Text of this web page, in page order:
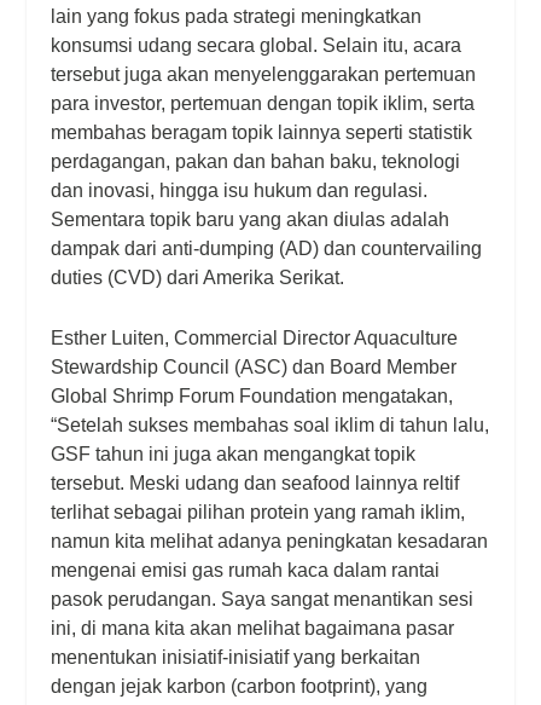
lain yang fokus pada strategi meningkatkan
konsumsi udang secara global. Selain itu, acara
tersebut juga akan menyelenggarakan pertemuan
para investor, pertemuan dengan topik iklim, serta
membahas beragam topik lainnya seperti statistik
perdagangan, pakan dan bahan baku, teknologi
dan inovasi, hingga isu hukum dan regulasi.
Sementara topik baru yang akan diulas adalah
dampak dari anti-dumping (AD) dan countervailing
duties (CVD) dari Amerika Serikat.
Esther Luiten, Commercial Director Aquaculture
Stewardship Council (ASC) dan Board Member
Global Shrimp Forum Foundation mengatakan,
“Setelah sukses membahas soal iklim di tahun lalu,
GSF tahun ini juga akan mengangkat topik
tersebut. Meski udang dan seafood lainnya reltif
terlihat sebagai pilihan protein yang ramah iklim,
namun kita melihat adanya peningkatan kesadaran
mengenai emisi gas rumah kaca dalam rantai
pasok perudangan. Saya sangat menantikan sesi
ini, di mana kita akan melihat bagaimana pasar
menentukan inisiatif-inisiatif yang berkaitan
dengan jejak karbon (carbon footprint), yang